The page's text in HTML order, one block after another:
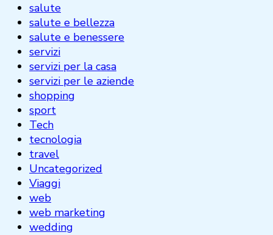
salute
salute e bellezza
salute e benessere
servizi
servizi per la casa
servizi per le aziende
shopping
sport
Tech
tecnologia
travel
Uncategorized
Viaggi
web
web marketing
wedding